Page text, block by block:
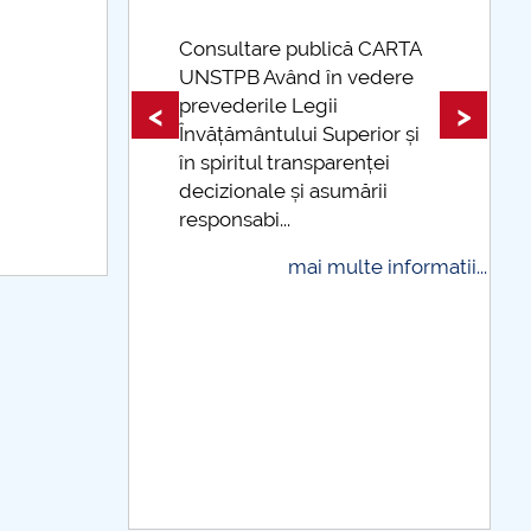
Taxe de școlarizare
indexate Taxele se pot plăti
și cu cardul
mai multe informatii...
< >